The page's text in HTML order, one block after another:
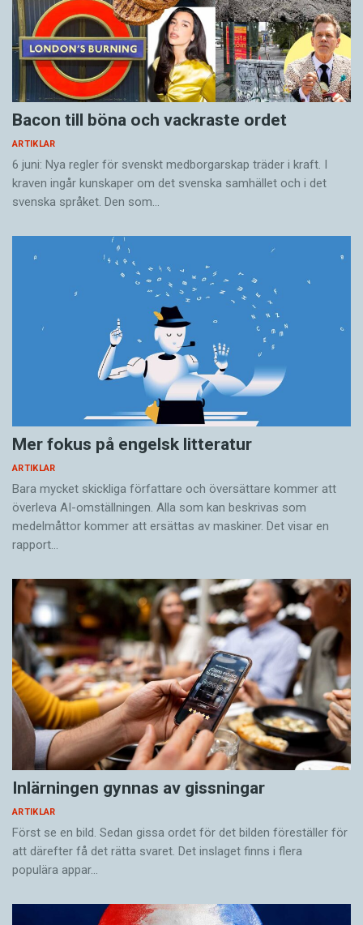
Bacon till böna och vackraste ordet
ARTIKLAR
6 juni: Nya regler för svenskt medborgarskap träder i kraft. I
kraven ingår kunskaper om det svenska samhället och i det
svenska språket. Den som…
Mer fokus på engelsk litteratur
ARTIKLAR
Bara mycket skickliga författare och översättare ­kommer att
överleva AI-omställningen. Alla som kan beskrivas som
medelmåttor kommer att ersättas av maskiner. Det visar en
rapport…
Inlärningen gynnas av gissningar
ARTIKLAR
Först se en bild. Sedan gissa ordet för det bilden föreställer för
att därefter få det rätta svaret. Det inslaget finns i flera
populära appar…